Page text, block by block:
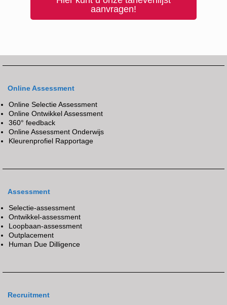
aanvragen!
Online Assessment
Online Selectie Assessment
Online Ontwikkel Assessment
360° feedback
Online Assessment Onderwijs
Kleurenprofiel Rapportage
Assessment
Selectie-assessment
Ontwikkel-assessment
Loopbaan-assessment
Outplacement
Human Due Dilligence
Recruitment